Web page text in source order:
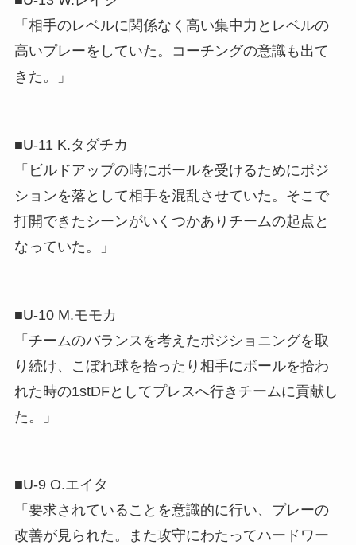
「相手のレベルに関係なく高い集中力とレベルの
高いプレーをしていた。コーチングの意識も出て
きた。」
■U-11 K.タダチカ
「ビルドアップの時にボールを受けるためにポジ
ションを落として相手を混乱させていた。そこで
打開できたシーンがいくつかありチームの起点と
なっていた。」
■U-10 M.モモカ
「チームのバランスを考えたポジショニングを取
り続け、こぼれ球を拾ったり相手にボールを拾わ
れた時の1stDFとしてプレスへ行きチームに貢献し
た。」
■U-9 O.エイタ
「要求されていることを意識的に行い、プレーの
改善が見られた。また攻守にわたってハードワー